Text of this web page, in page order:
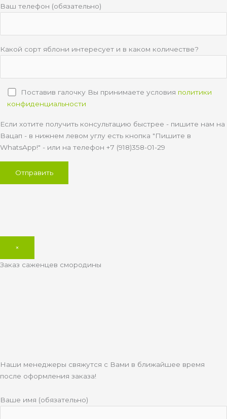
Ваш телефон (обязательно)
Какой сорт яблони интересует и в каком количестве?
Поставив галочку Вы принимаете условия политики
конфиденциальности
Если хотите получить консультацию быстрее - пишите нам на
Вацап - в нижнем левом углу есть кнопка "Пишите в
WhatsApp!" - или на телефон +7 (918)358-01-29
×
Заказ саженцев смородины
Наши менеджеры свяжутся с Вами в ближайшее время
после оформления заказа!
Ваше имя (обязательно)